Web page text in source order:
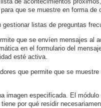
que se muestre en forma de
gestionar listas de preguntas
que se envíen mensajes al
en el formulario del
esté activa.
que permite que se
imagen especificada. El
por qué residir